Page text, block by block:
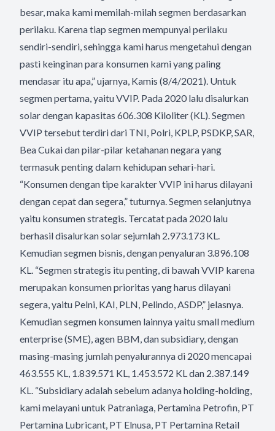
besar, maka kami memilah-milah segmen berdasarkan
perilaku. Karena tiap segmen mempunyai perilaku
sendiri-sendiri, sehingga kami harus mengetahui dengan
pasti keinginan para konsumen kami yang paling
mendasar itu apa,” ujarnya, Kamis (8/4/2021). Untuk
segmen pertama, yaitu VVIP. Pada 2020 lalu disalurkan
solar dengan kapasitas 606.308 Kiloliter (KL). Segmen
VVIP tersebut terdiri dari TNI, Polri, KPLP, PSDKP, SAR,
Bea Cukai dan pilar-pilar ketahanan negara yang
termasuk penting dalam kehidupan sehari-hari.
“Konsumen dengan tipe karakter VVIP ini harus dilayani
dengan cepat dan segera,” tuturnya. Segmen selanjutnya
yaitu konsumen strategis. Tercatat pada 2020 lalu
berhasil disalurkan solar sejumlah 2.973.173 KL.
Kemudian segmen bisnis, dengan penyaluran 3.896.108
KL. “Segmen strategis itu penting, di bawah VVIP karena
merupakan konsumen prioritas yang harus dilayani
segera, yaitu Pelni, KAI, PLN, Pelindo, ASDP,” jelasnya.
Kemudian segmen konsumen lainnya yaitu small medium
enterprise (SME), agen BBM, dan subsidiary, dengan
masing-masing jumlah penyalurannya di 2020 mencapai
463.555 KL, 1.839.571 KL, 1.453.572 KL dan 2.387.149
KL. “Subsidiary adalah sebelum adanya holding-holding,
kami melayani untuk Patraniaga, Pertamina Petrofin, PT
Pertamina Lubricant, PT Elnusa, PT Pertamina Retail